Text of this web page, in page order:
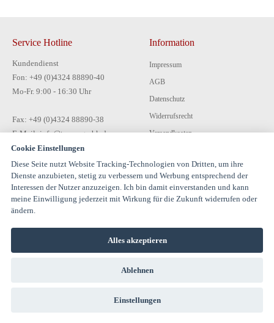
Service Hotline
Kundendienst
Fon: +49 (0)4324 88890-40
Mo-Fr. 9:00 - 16:30 Uhr
Fax: +49 (0)4324 88890-38
E-Mail: info@tecon-gmbh.de
Information
Impressum
AGB
Datenschutz
Widerrufsrecht
Versandkosten
Kontakt
Cookie Einstellungen
Diese Seite nutzt Website Tracking-Technologien von Dritten, um ihre
Dienste anzubieten, stetig zu verbessern und Werbung entsprechend der
Interessen der Nutzer anzuzeigen. Ich bin damit einverstanden und kann
meine Einwilligung jederzeit mit Wirkung für die Zukunft widerrufen oder
ändern.
Alles akzeptieren
Ablehnen
Einstellungen